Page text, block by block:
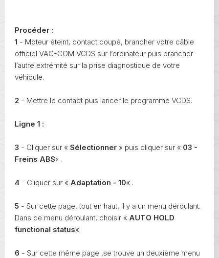
Procéder :
1 - Moteur éteint, contact coupé, brancher votre câble
officiel VAG-COM VCDS sur l’ordinateur puis brancher
l’autre extrémité sur la prise diagnostique de votre
véhicule.
2 - Mettre le contact puis lancer le programme VCDS.
Ligne 1 :
3 - Cliquer sur « Sélectionner » puis cliquer sur « 03 -
Freins ABS« .
4 - Cliquer sur « Adaptation - 10« .
5 - Sur cette page, tout en haut, il y a un menu déroulant.
Dans ce menu déroulant, choisir « AUTO HOLD
functional status«
6 - Sur cette même page ,se trouve un deuxième menu